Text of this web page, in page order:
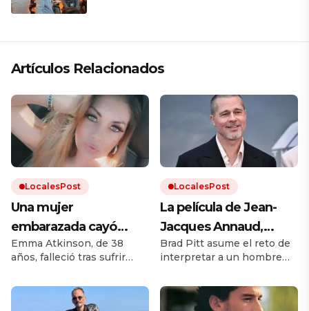
Artículos Relacionados
LocalesPost
Una mujer
embarazada cayó
desde el noveno piso
de un edificio y murió,
pero su bebé
sobrevivió
Emma Atkinson, de 38
años, falleció tras sufrir
de caer desde una ventana
a 27 metros de altura. Su
LocalesPost
La película de Jean-
Jacques Annaud,
basada en un libro que
ha vendido 3 millones
de copias y ha sido
traducido a más de 50
Brad Pitt asume el reto de
interpretar a un hombre
habilidad no compensan su
arrogancia.